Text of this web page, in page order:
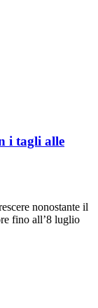
i tagli alle
nonostante il
fino all’8 luglio